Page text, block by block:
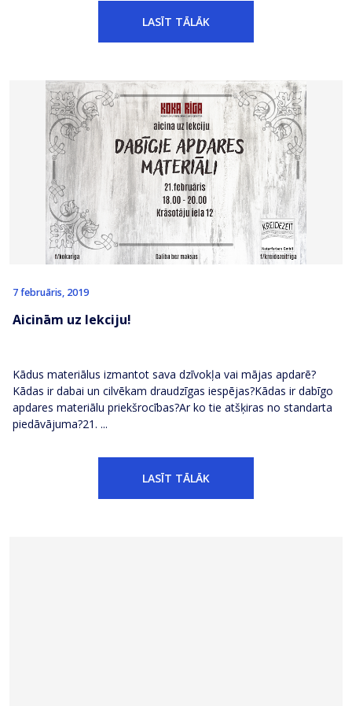
LASĪT TĀLĀK
7 februāris, 2019
Aicinām uz lekciju!
Kādus materiālus izmantot sava dzīvokļa vai mājas apdarē?
Kādas ir dabai un cilvēkam draudzīgas iespējas?Kādas ir dabīgo
apdares materiālu priekšrocības?Ar ko tie atšķiras no standarta
piedāvājuma?21. ...
LASĪT TĀLĀK